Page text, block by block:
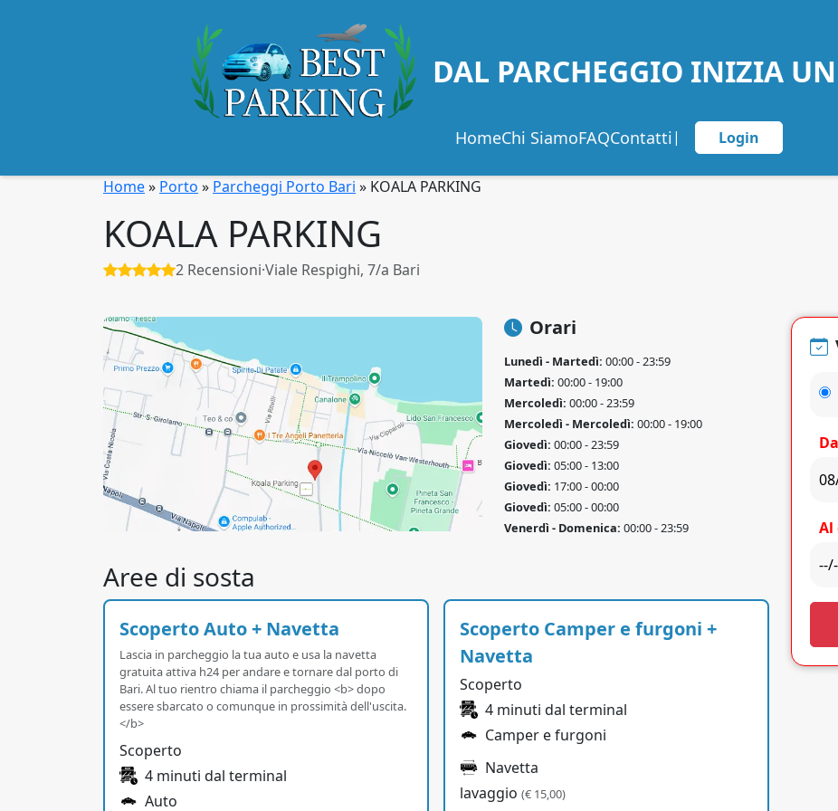
DAL PARCHEGGIO INIZIA
HomeChi SiamoFAQContatti| Login
Home» Porto » Parcheggi Porto Bari » KOALA PARKING
KOALA PARKING
2 Recensioni·Viale Respighi, 7/a Bari
Orari
Lunedì - Martedì: 00:00 - 23:59
Martedì: 00:00 - 19:00
Mercoledì: 00:00 - 23:59
Mercoledì - Mercoledì: 00:00 - 19:00
Giovedì: 00:00 - 23:59
Giovedì: 05:00 - 13:00
Giovedì: 17:00 - 00:00
Giovedì: 05:00 - 00:00
Venerdì - Domenica: 00:00 - 23:59
Aree di sosta
Scoperto Auto + Navetta
Lascia in parcheggio la tua auto e usa la navetta
gratuita attiva h24 per andare e tornare dal porto di
Bari. Al tuo rientro chiama il parcheggio <b> dopo
essere sbarcato o comunque in prossimità dell'uscita.
</b>
Scoperto
4 minuti dal terminal
Auto
Scoperto Camper e furgoni +
Navetta
Scoperto
4 minuti dal terminal
Camper e furgoni
Navetta
lavaggio (€ 15,00)
Al